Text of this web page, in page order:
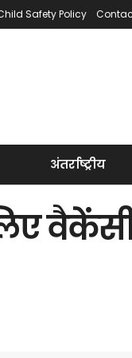
Safety Policy
अंतर्राष्ट्रीय